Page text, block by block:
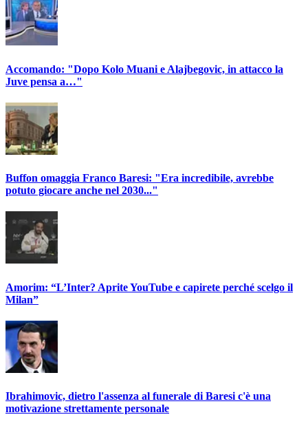
Accomando: "Dopo Kolo Muani e Alajbegovic, in attacco la
Juve pensa a…"
Buffon omaggia Franco Baresi: "Era incredibile, avrebbe
potuto giocare anche nel 2030..."
Amorim: “L’Inter? Aprite YouTube e capirete perché scelgo il
Milan”
Ibrahimovic, dietro l'assenza al funerale di Baresi c'è una
motivazione strettamente personale